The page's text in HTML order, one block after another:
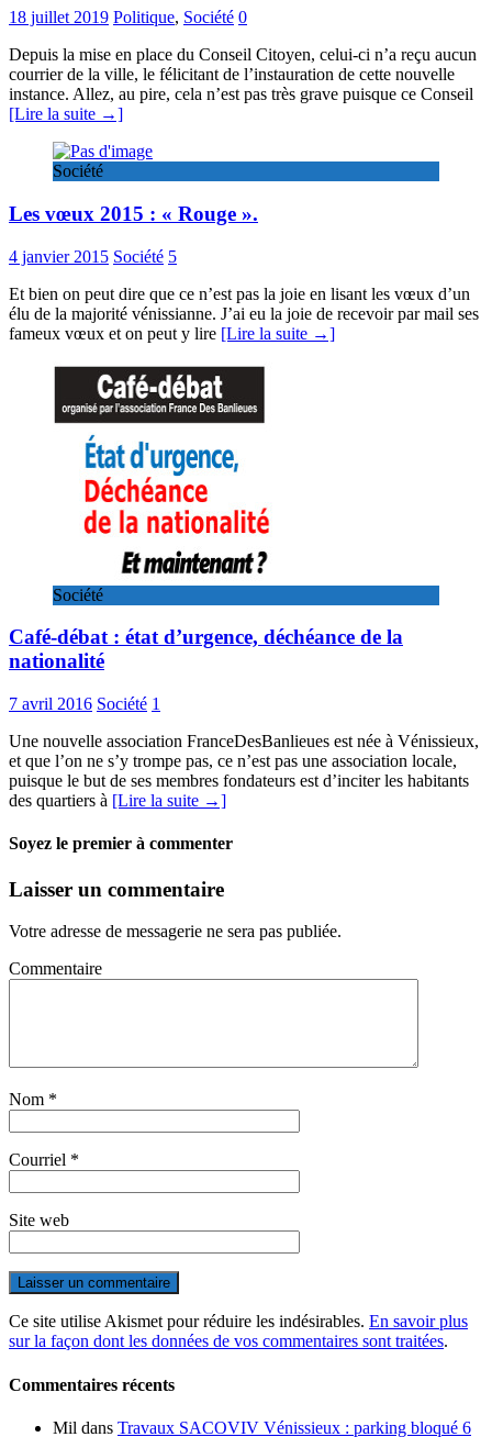
18 juillet 2019 Politique, Société 0
Depuis la mise en place du Conseil Citoyen, celui-ci n’a reçu aucun
courrier de la ville, le félicitant de l’instauration de cette nouvelle
instance. Allez, au pire, cela n’est pas très grave puisque ce Conseil
[Lire la suite →]
Société
Les vœux 2015 : « Rouge ».
4 janvier 2015 Société 5
Et bien on peut dire que ce n’est pas la joie en lisant les vœux d’un
élu de la majorité vénissianne. J’ai eu la joie de recevoir par mail ses
fameux vœux et on peut y lire [Lire la suite →]
Société
Café-débat : état d’urgence, déchéance de la
nationalité
7 avril 2016 Société 1
Une nouvelle association FranceDesBanlieues est née à Vénissieux,
et que l’on ne s’y trompe pas, ce n’est pas une association locale,
puisque le but de ses membres fondateurs est d’inciter les habitants
des quartiers à [Lire la suite →]
Soyez le premier à commenter
Laisser un commentaire
Votre adresse de messagerie ne sera pas publiée.
Commentaire
Nom *
Courriel *
Site web
Ce site utilise Akismet pour réduire les indésirables. En savoir plus
sur la façon dont les données de vos commentaires sont traitées.
Commentaires récents
Mil dans Travaux SACOVIV Vénissieux : parking bloqué 6